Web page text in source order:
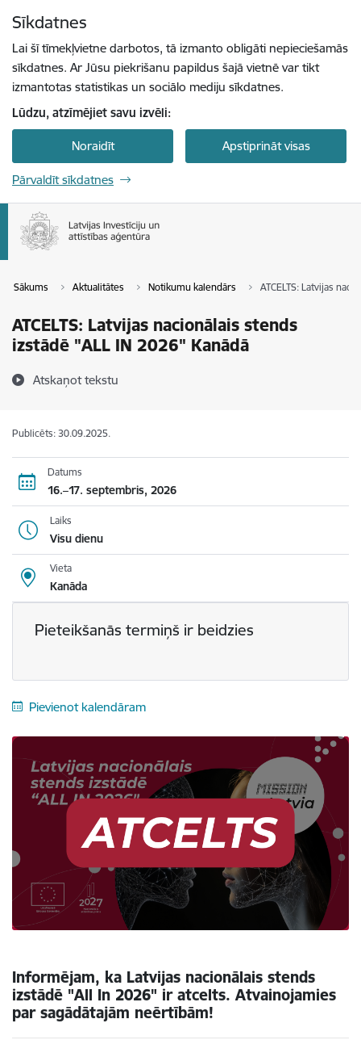
Sīkdatnes
Lai šī tīmekļvietne darbotos, tā izmanto obligāti nepieciešamās
sīkdatnes. Ar Jūsu piekrišanu papildus šajā vietnē var tikt
izmantotas statistikas un sociālo mediju sīkdatnes.
Lūdzu, atzīmējiet savu izvēli:
Noraidīt Apstiprināt visas
Pārvaldīt sīkdatnes
Sākums Aktualitātes Notikumu kalendārs ATCELTS: Latvijas
ATCELTS: Latvijas nacionālais stends
izstādē "ALL IN 2026" Kanādā
Atskaņot tekstu
Publicēts: 30.09.2025.
Datums
16.–17. septembris, 2026
Laiks
Visu dienu
Vieta
Kanāda
Pieteikšanās termiņš ir beidzies
Pievienot kalendāram
Informējam, ka Latvijas nacionālais stends
izstādē "All In 2026" ir atcelts. Atvainojamies
par sagādātajām neērtībām!